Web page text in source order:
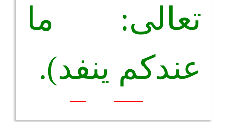
تعالى: ما
عندكم ينفد).